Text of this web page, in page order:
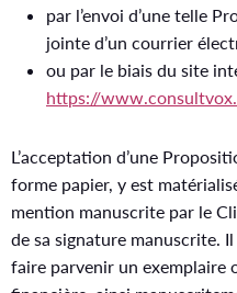
par l’envoi d’une telle
jointe d’un courrier
ou par le biais du site
https://
L’acceptation d’une
forme papier, y est
mention manuscrite par le
de sa signature manuscrite.
faire parvenir un exemplaire